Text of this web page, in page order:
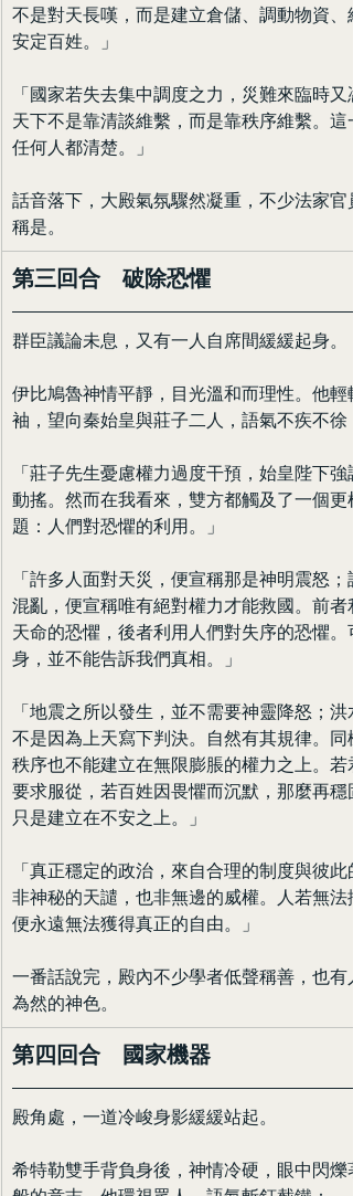
不是對天長嘆，而是建立倉儲、調動物資、
安定百姓。」
「國家若失去集中調度之力，災難來臨時又
天下不是靠清談維繫，而是靠秩序維繫。這
任何人都清楚。」
話音落下，大殿氣氛驟然凝重，不少法家官
稱是。
第三回合　破除恐懼
群臣議論未息，又有一人自席間緩緩起身。
伊比鳩魯神情平靜，目光溫和而理性。他輕
袖，望向秦始皇與莊子二人，語氣不疾不徐：
「莊子先生憂慮權力過度干預，始皇陛下強
動搖。然而在我看來，雙方都觸及了一個更
題：人們對恐懼的利用。」
「許多人面對天災，便宣稱那是神明震怒；
混亂，便宣稱唯有絕對權力才能救國。前者
天命的恐懼，後者利用人們對失序的恐懼。
身，並不能告訴我們真相。」
「地震之所以發生，並不需要神靈降怒；洪
不是因為上天寫下判決。自然有其規律。同
秩序也不能建立在無限膨脹的權力之上。若
要求服從，若百姓因畏懼而沉默，那麼再穩
只是建立在不安之上。」
「真正穩定的政治，來自合理的制度與彼此
非神秘的天譴，也非無邊的威權。人若無法
便永遠無法獲得真正的自由。」
一番話說完，殿內不少學者低聲稱善，也有
為然的神色。
第四回合　國家機器
殿角處，一道冷峻身影緩緩站起。
希特勒雙手背負身後，神情冷硬，眼中閃爍